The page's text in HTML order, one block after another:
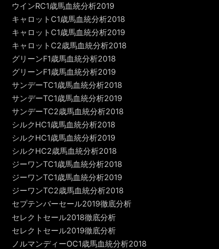
ウインRC1歳馬血統分析2019
キャロットC1歳馬血統分析2018
キャロットC1歳馬血統分析2019
キャロットC2歳馬血統分析2018
グリーンF1歳馬血統分析2018
グリーンF1歳馬血統分析2019
サンデーTC1歳馬血統分析2018
サンデーTC1歳馬血統分析2019
サンデーTC2歳馬血統分析2018
シルクHC1歳馬血統分析2018
シルクHC1歳馬血統分析2019
シルクHC2歳馬血統分析2018
ジーワンTC1歳馬血統分析2018
ジーワンTC1歳馬血統分析2019
ジーワンTC2歳馬血統分析2018
セプテンバーセール2019徹底分析
セレクトセール2018徹底分析
セレクトセール2019徹底分析
ノルマンディーOC1歳馬血統分析2018